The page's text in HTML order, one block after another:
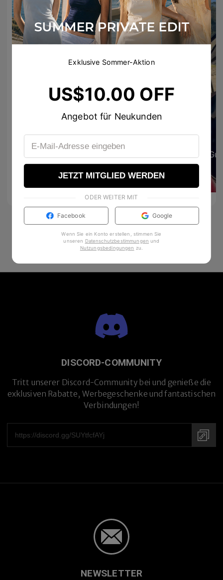
Jazzyg1711
Hehehe_123
DISCORD-COMMUNITY
Tritt unserer Discord-Community bei und genieße die
exklusiven Rabatte, Werbegeschenke und fantastischen
Verbindungen!
NEWSLETTER
Exklusive Sommer-Aktion
US$10.00 OFF
Angebot für Neukunden
JETZT MITGLIED WERDEN
ODER WEITER MIT
Facebook Google
Wenn Sie ein Konto erstellen, stimmen Sie
unseren Datenschutzbestimmungen und
Nutzungsbedingungen zu